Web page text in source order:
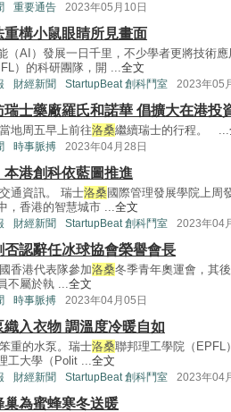
重要通告 2023年05月10日
重構小鼠眼睛所見畫面
（AI）發展一日千里，不少學者更將技術
）的科研團隊，開 ...全文
財經新聞 StartupBeat 創科鬥室 2023年05
瑞士藥廠羅氏和諾華 倡擴大在港投
地周五早上前往洛桑繼續瑞士的行程。 ...
時事脈搏 2023年04月28日
本港創科依藍圖推進
通資訊。 瑞士洛桑 國際管理發展學院上周
，香港的智慧城市 ...全文
財經新聞 StartupBeat 創科鬥室 2023年04
否認辭任冰球協會榮譽會長
香港代表隊參加洛桑冬季青年奧運會，其
不屬於執 ...全文
時事脈搏 2023年04月05日
織入衣物 調溫度冷暖自如
重的水泵。瑞士洛桑聯邦理工學院（EPFL
工大學（Polit ...全文
財經新聞 StartupBeat 創科鬥室 2023年04
巢為蜜蜂寒冬送暖